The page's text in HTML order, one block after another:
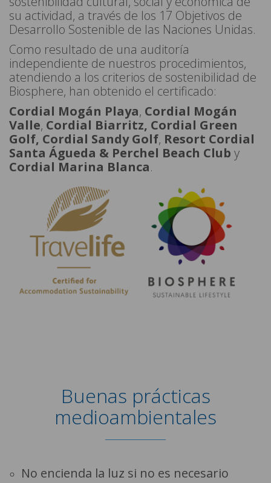
su actividad, a través de los 17 Objetivos de
Desarrollo Sostenible de las Naciones Unidas.
Como resultado de una auditoría
independiente de nuestros procedimientos,
atendiendo a los criterios de sostenibilidad de
Biosphere, han obtenido el certificado:
Cordial Mogán Playa, Cordial Mogán
Valle, Cordial Biarritz, Cordial Green
Golf, Cordial Sandy Golf, Resort Cordial
Santa Águeda & Perchel Beach Club y
Cordial Marina Blanca.
Buenas prácticas
medioambientales
No encienda la luz si no es necesario